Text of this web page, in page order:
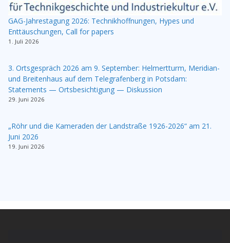
GAG-Jahrestagung 2026: Technikhoffnungen, Hypes und
Enttäuschungen, Call for papers
1. Juli 2026
3. Ortsgespräch 2026 am 9. September: Helmertturm, Meridian-
und Breitenhaus auf dem Telegrafenberg in Potsdam:
Statements — Ortsbesichtigung — Diskussion
29. Juni 2026
„Röhr und die Kameraden der Landstraße 1926-2026“ am 21.
Juni 2026
19. Juni 2026